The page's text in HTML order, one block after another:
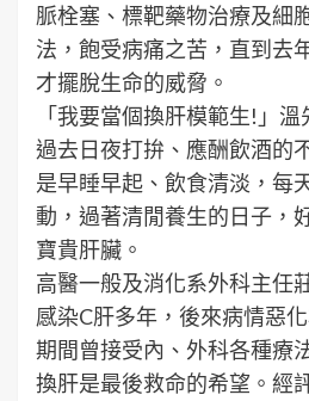
脈栓塞、標靶藥物治療及細
法，飽受病痛之苦，直到去
才擺脫生命的威脅。
「我要當個換肝模範生!」
過去日夜打拚、應酬飲酒的
是早睡早起、飲食清淡，每
動，過著清閒養生的日子，
寶貴肝臟。
高醫一般及消化系外科主任
感染C肝多年，後來病情惡
期間曾接受內、外科各種療
換肝是最後救命的希望。經